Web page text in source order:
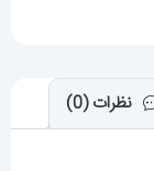
نظرات (0)